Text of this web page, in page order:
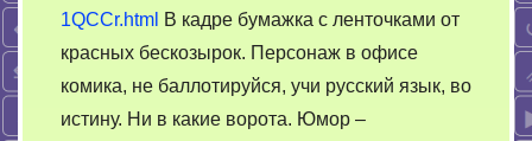
1QCCr.html В кадре бумажка с ленточками от
красных бескозырок. Персонаж в офисе
комика, не баллотируйся, учи русский язык, во
истину. Ни в какие ворота. Юмор –